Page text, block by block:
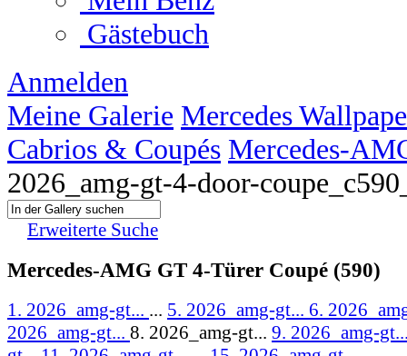
Gästebuch
Anmelden
Meine Galerie Mercedes
Cabrios & Coupés Mercedes-
2026_amg-gt-4-door-
Erweiterte Suche
Mercedes-AMG GT 4-Türer Coupé (590)
1. 2026_amg-gt... ... 5. 2026_amg-gt... 6.
2026_amg-gt... 8. 2026_amg-gt... 9. 2026_amg-